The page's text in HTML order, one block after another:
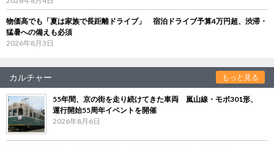
物価高でも「夏は家族で長距離ドライブ」 宿泊ドライブ予算4万円超、渋滞・
猛暑への備えも必須
2026年8月3日
カルチャー もっと見る
55年間、京の街を走り続けてきた車両 嵐山線・モボ301形、
運行開始55周年イベントを開催
2026年8月6日